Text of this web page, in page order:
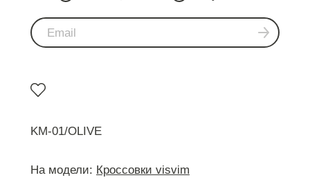
KM-01/OLIVE
На модели: Кроссовки visvim